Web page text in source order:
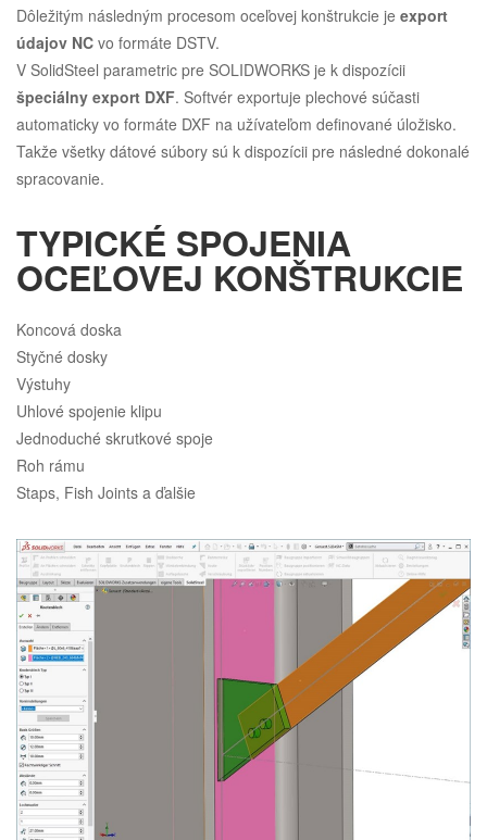
Dôležitým následným procesom oceľovej konštrukcie je export
údajov NC vo formáte DSTV.
V SolidSteel parametric pre SOLIDWORKS je k dispozícii
špeciálny export DXF. Softvér exportuje plechové súčasti
automaticky vo formáte DXF na užívateľom definované úložisko.
Takže všetky dátové súbory sú k dispozícii pre následné dokonalé
spracovanie.
TYPICKÉ SPOJENIA
OCEĽOVEJ KONŠTRUKCIE
Koncová doska
Styčné dosky
Výstuhy
Uhlové spojenie klipu
Jednoduché skrutkové spoje
Roh rámu
Staps, Fish Joints a ďalšie